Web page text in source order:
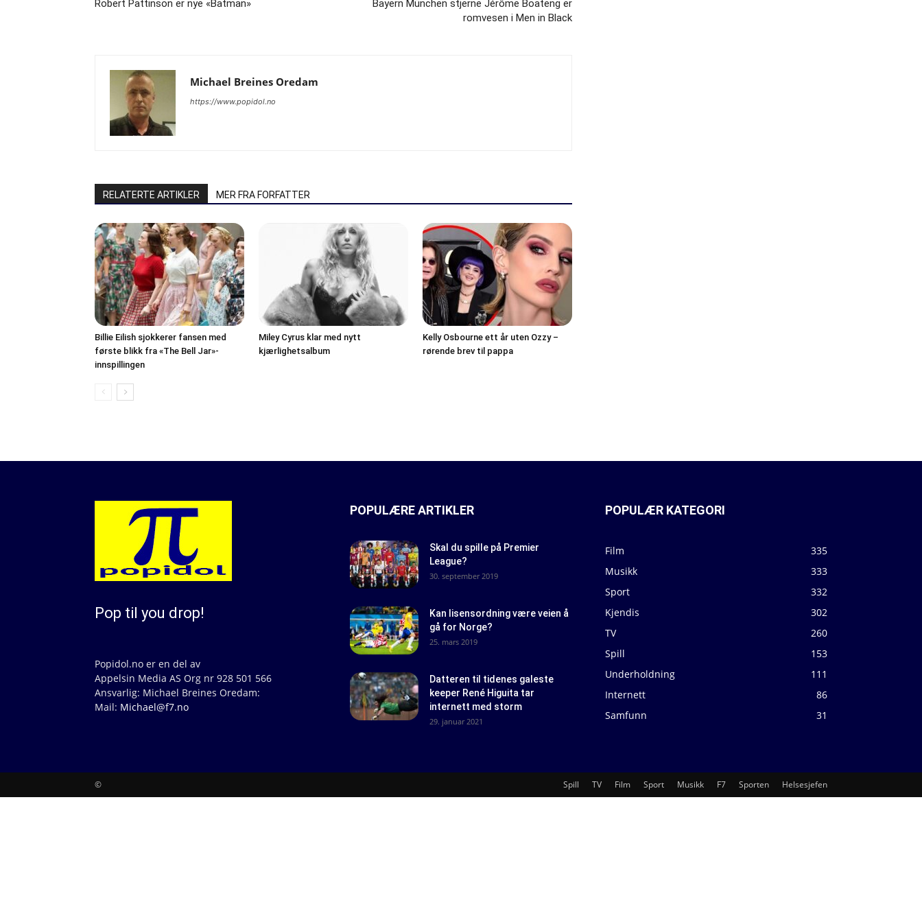
Robert Pattinson er nye «Batman»
Bayern München stjerne Jérôme Boateng er
romvesen i Men in Black
Michael Breines Oredam
https://www.popidol.no
RELATERTE ARTIKLER MER FRA FORFATTER
Billie Eilish sjokkerer fansen med
første blikk fra «The Bell Jar»-
innspillingen
Miley Cyrus klar med nytt
kjærlighetsalbum
Kelly Osbourne ett år uten Ozzy –
rørende brev til pappa
Pop til you drop!
Popidol.no er en del av
Appelsin Media AS Org nr 928 501 566
Ansvarlig: Michael Breines Oredam:
Mail: Michael@f7.no
POPULÆRE ARTIKLER
Skal du spille på Premier
League?
30. september 2019
Kan lisensordning være veien å
gå for Norge?
25. mars 2019
Datteren til tidenes galeste
keeper René Higuita tar
internett med storm
29. januar 2021
POPULÆR KATEGORI
Film
335
Musikk
333
Sport
332
Kjendis
302
TV
260
Spill
153
Underholdning
111
Internett
86
Samfunn
31
Spill TV Film Sport Musikk F7 Sporten Helsesjefen
©